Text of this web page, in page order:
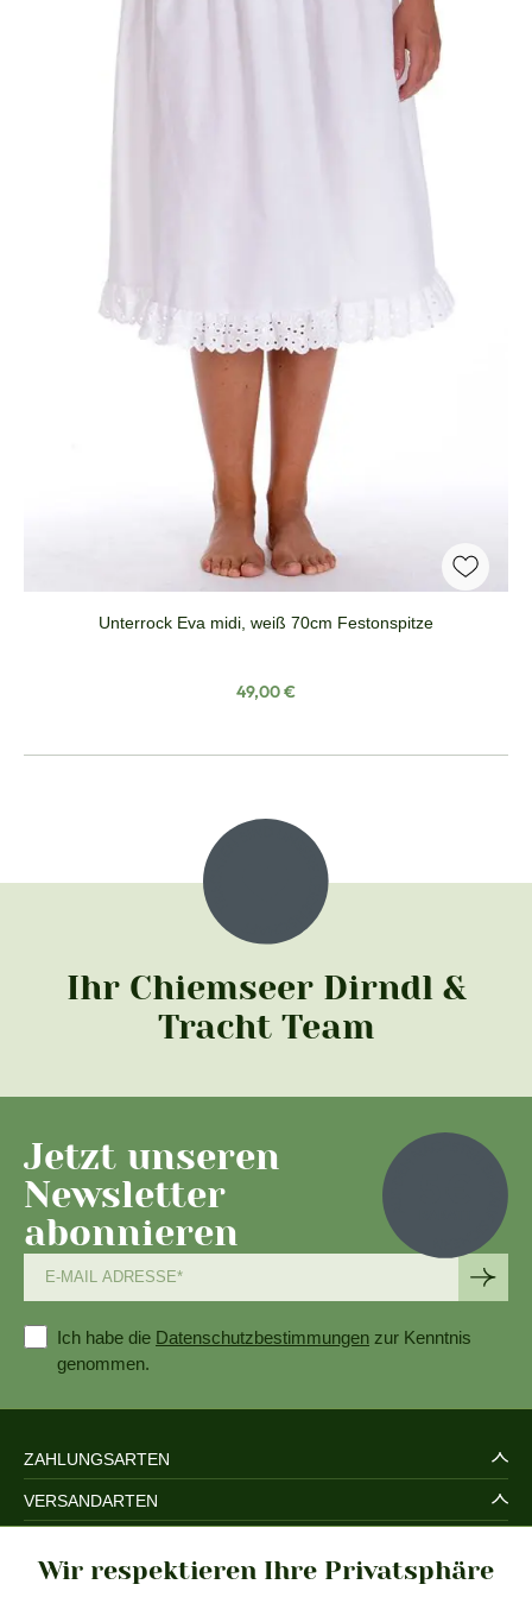
Unterrock Eva midi, weiß 70cm Festonspitze
Regulärer Preis:
49,00 €
Ihr Chiemseer Dirndl &
Tracht Team
Jetzt unseren
Newsletter
abonnieren
Ich habe die Datenschutzbestimmungen zur Kenntnis
genommen.
ZAHLUNGSARTEN
VERSANDARTEN
RECHTLICHES
Wir respektieren Ihre Privatsphäre